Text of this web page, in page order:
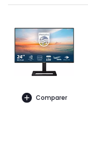
Comparer